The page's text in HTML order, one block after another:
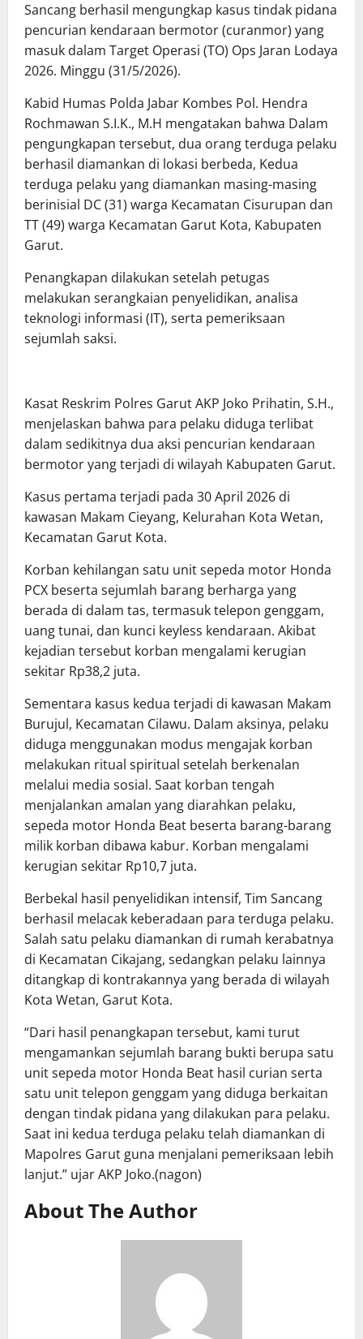
Sancang berhasil mengungkap kasus tindak pidana
pencurian kendaraan bermotor (curanmor) yang
masuk dalam Target Operasi (TO) Ops Jaran Lodaya
2026. Minggu (31/5/2026).
Kabid Humas Polda Jabar Kombes Pol. Hendra
Rochmawan S.I.K., M.H mengatakan bahwa Dalam
pengungkapan tersebut, dua orang terduga pelaku
berhasil diamankan di lokasi berbeda, Kedua
terduga pelaku yang diamankan masing-masing
berinisial DC (31) warga Kecamatan Cisurupan dan
TT (49) warga Kecamatan Garut Kota, Kabupaten
Garut.
Penangkapan dilakukan setelah petugas
melakukan serangkaian penyelidikan, analisa
teknologi informasi (IT), serta pemeriksaan
sejumlah saksi.
Kasat Reskrim Polres Garut AKP Joko Prihatin, S.H.,
menjelaskan bahwa para pelaku diduga terlibat
dalam sedikitnya dua aksi pencurian kendaraan
bermotor yang terjadi di wilayah Kabupaten Garut.
Kasus pertama terjadi pada 30 April 2026 di
kawasan Makam Cieyang, Kelurahan Kota Wetan,
Kecamatan Garut Kota.
Korban kehilangan satu unit sepeda motor Honda
PCX beserta sejumlah barang berharga yang
berada di dalam tas, termasuk telepon genggam,
uang tunai, dan kunci keyless kendaraan. Akibat
kejadian tersebut korban mengalami kerugian
sekitar Rp38,2 juta.
Sementara kasus kedua terjadi di kawasan Makam
Burujul, Kecamatan Cilawu. Dalam aksinya, pelaku
diduga menggunakan modus mengajak korban
melakukan ritual spiritual setelah berkenalan
melalui media sosial. Saat korban tengah
menjalankan amalan yang diarahkan pelaku,
sepeda motor Honda Beat beserta barang-barang
milik korban dibawa kabur. Korban mengalami
kerugian sekitar Rp10,7 juta.
Berbekal hasil penyelidikan intensif, Tim Sancang
berhasil melacak keberadaan para terduga pelaku.
Salah satu pelaku diamankan di rumah kerabatnya
di Kecamatan Cikajang, sedangkan pelaku lainnya
ditangkap di kontrakannya yang berada di wilayah
Kota Wetan, Garut Kota.
“Dari hasil penangkapan tersebut, kami turut
mengamankan sejumlah barang bukti berupa satu
unit sepeda motor Honda Beat hasil curian serta
satu unit telepon genggam yang diduga berkaitan
dengan tindak pidana yang dilakukan para pelaku.
Saat ini kedua terduga pelaku telah diamankan di
Mapolres Garut guna menjalani pemeriksaan lebih
lanjut.” ujar AKP Joko.(nagon)
About The Author